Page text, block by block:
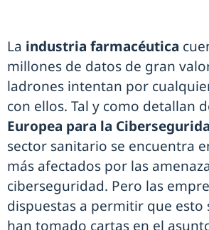
La industria farmacéutica
millones de datos de gran
ladrones intentan por
con ellos. Tal y como detallan
Europea para la
sector sanitario se encuentra
más afectados por las
ciberseguridad. Pero las
dispuestas a permitir que esto
han tomado cartas en el